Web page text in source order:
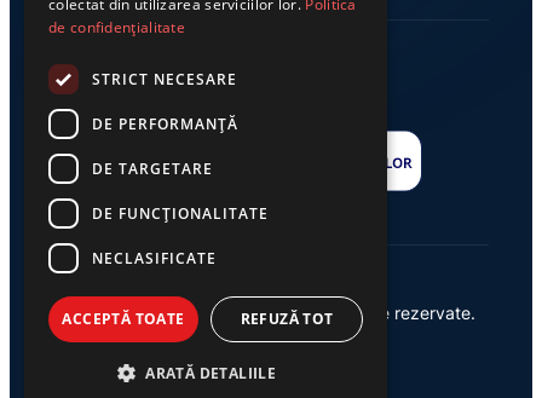
© 2026 Ziarul Exclusiv – Toate drepturile rezervate.
Powered by {AW}
colectat din utilizarea serviciilor lor. Politica
de confidențialitate
STRICT NECESARE
DE PERFORMANȚĂ
DE TARGETARE
DE FUNCŢIONALITATE
NECLASIFICATE
ACCEPTĂ TOATE REFUZĂ TOT
ARATĂ DETALIILE